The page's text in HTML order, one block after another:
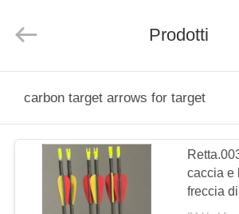
PRODOTTI
CIRCA
Arrows.
Prodotti
carbon target arrows for target
caccia e
freccia